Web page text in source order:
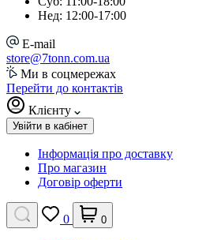
Нед: 12:00-17:00
E-mail
store@7tonn.com.ua
Ми в соцмережах
Перейти до контактів
Клієнту
Увійти в кабінет
Інформація про доставку
Про магазин
Договір оферти
0 0